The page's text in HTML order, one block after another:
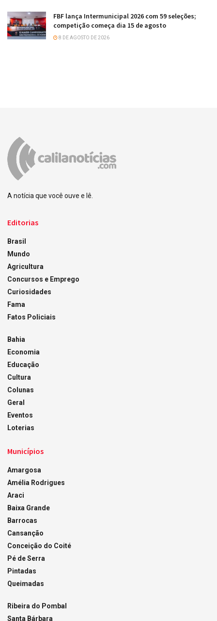
FBF lança Intermunicipal 2026 com 59 seleções;
competição começa dia 15 de agosto
8 DE AGOSTO DE 2026
A notícia que você ouve e lê.
Editorias
Brasil
Mundo
Agricultura
Concursos e Emprego
Curiosidades
Fama
Fatos Policiais
Bahia
Economia
Educação
Cultura
Colunas
Geral
Eventos
Loterias
Municípios
Amargosa
Amélia Rodrigues
Araci
Baixa Grande
Barrocas
Cansanção
Conceição do Coité
Pé de Serra
Pintadas
Queimadas
Ribeira do Pombal
Santa Bárbara